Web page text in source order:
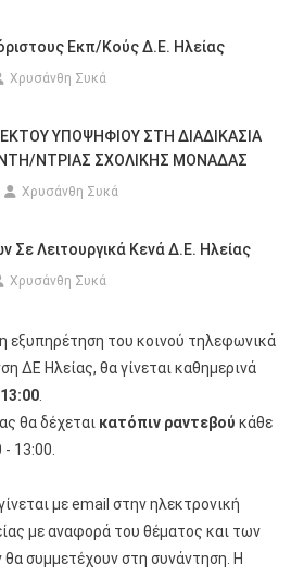
Εκπ/κούς Δ.Ε. Ηλείας
Χρυσάνθη Συκά
ΥΠΟΨΗΦΙΟΥ ΣΤΗ ΔΙΑΔΙΚΑΣΙΑ
ΝΤΡΙΑΣ ΣΧΟΛΙΚΗΣ ΜΟΝΑΔΑΣ
Χρυσάνθη Συκά
Σε Λειτουργικά Κενά Δ.Ε. Ηλείας
Χρυσάνθη Συκά
εξυπηρέτηση του κοινού τηλεφωνικά
ΔΕ Ηλείας, θα γίνεται καθημερινά
.
θα δέχεται κατόπιν ραντεβού κάθε
13:00.
με email στην ηλεκτρονική
με αναφορά του θέματος και των
συμμετέχουν στη συνάντηση. Η